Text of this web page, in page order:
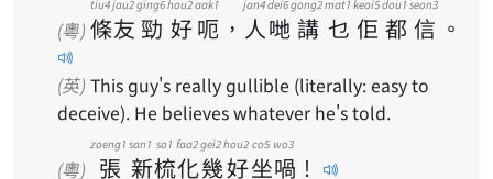
(粵) 條
tiu4
友
jau2
勁
ging6
好
hou2
呃
aak1
， 人
jan4
哋
dei6
講
gong2
乜
mat1
佢
keoi5
都
dou1
信
seon3
。
(英) This guy's really gullible (literally: easy to
deceive). He believes whatever he's told.
(粵) 張
zoeng1
新
san1
梳
so1
化
faa2
幾
gei2
好
hou2
坐
co5
喎
wo3
！